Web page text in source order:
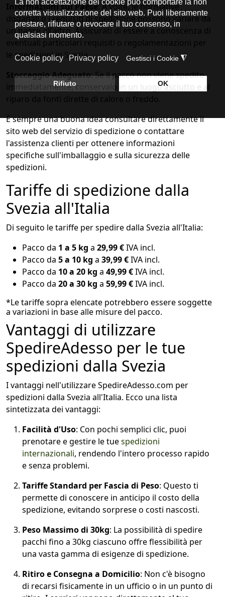
Informazioni sul Paese: A volte, le normative
doganali o i requisiti di spedizione possono variare da
un paese all'altro. Assicurati di essere a conoscenza di
eventuali particolari requisiti o regolamentazioni per
le spedizioni in Svezia.
Stoccaggio Adeguato: Se il pacco non viene spedito
immediatamente, conservalo in un luogo asciutto e al
riparo da fonti dirette di calore o freddo.
È sempre una buona idea consultare direttamente il
sito web del servizio di spedizione o contattare
l'assistenza clienti per ottenere informazioni
specifiche sull'imballaggio e sulla sicurezza delle
spedizioni.
Tariffe di spedizione dalla
Svezia all'Italia
Di seguito le tariffe per spedire dalla Svezia all'Italia:
Pacco da 1 a 5 kg a 29,99 €IVA incl.
Pacco da 5 a 10 kg a 39,99 €IVA incl.
Pacco da 10 a 20 kg a 49,99 €IVA incl.
Pacco da 20 a 30 kg a 59,99 €IVA incl.
*Le tariffe sopra elencate potrebbero essere soggette
a variazioni in base alle misure del pacco.
Vantaggi di utilizzare
SpedireAdesso per le tue
spedizioni dalla Svezia
I vantaggi nell'utilizzare SpedireAdesso.com per
spedizioni dalla Svezia all'Italia. Ecco una lista
sintetizzata dei vantaggi:
Facilità d'Uso: Con pochi semplici clic, puoi
prenotare e gestire le tuespedizioni
internazionali, rendendo l'intero processo rapido
e senza problemi.
Tariffe Standard per Fascia di Peso: Questo ti
permette di conoscere in anticipo il costo della
spedizione, evitando sorprese o costi nascosti.
Peso Massimo di 30kg: La possibilità di spedire
pacchi fino a 30kg ciascuno offre flessibilità per
una vasta gamma di esigenze di spedizione.
Ritiro e Consegna a Domicilio: Non c'è bisogno
di recarsi fisicamente in un ufficio o in un punto di